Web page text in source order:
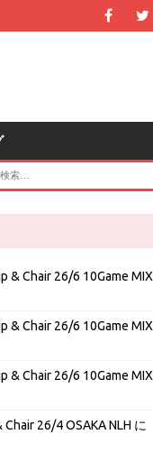
& Chair 26/6 10Game MIX
& Chair 26/6 10Game MIX
& Chair 26/6 10Game MIX
Chair 26/4 OSAKA NLH に